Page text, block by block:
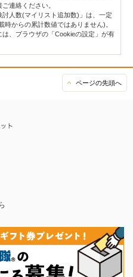
連絡ください。
人数(マイリスト追加数)」は、一定
からの累計数値ではありません)。
、ブラウザの「Cookieの設定」が有
ページの先頭へ